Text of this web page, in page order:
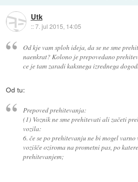
Utk
::7. jul 2015, 14:05
Od kje vam sploh ideja, da se ne sme
naenkrat? Kolono je prepovedano
ce je tam zaradi kaksnega izrednega
Od tu:
Prepoved prehitevanja:
(1) Voznik ne sme prehitevati ali začeti
vozila:
6. če se po prehitevanju ne bi mogel
vozišče oziroma na prometni pas, po
prehitevanjem;